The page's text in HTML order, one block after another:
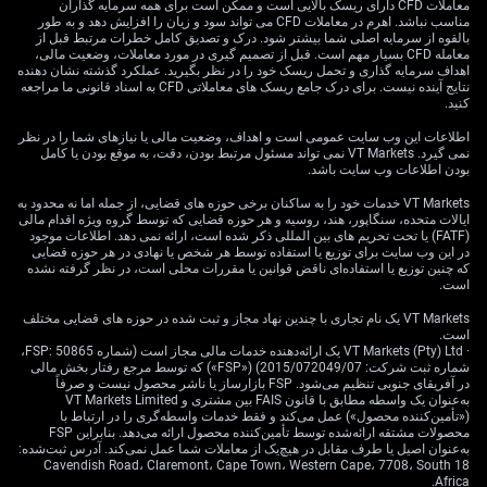
هوشیار بمانند، اما در عین حال توجه داشته باشند روند غالب
همچنان برقرار است.
موانع بیرونی و حمایت‌های
داخلی برای AUD
دلار استرالیا با برخی بادهای مخالف ناشی از نااطمینانی در
اقتصاد جهانی مواجه است. آمار اخیر تولید صنعتی چین—
بزرگ‌ترین شریک تجاری استرالیا—کمتر از انتظار و معادل
4.5% در مقیاس سالانه منتشر شد که نگرانی‌ها درباره تقاضا
نسبت به هر نشانه‌ای از کندی اقتصاد جهانی حساس‌تر می‌کند.
با این حال، در داخل کشور، دلار استرالیا از حمایت مناسبی
برخوردار است. آخرین داده‌های تورمی استرالیا نشان داد
شاخص قیمت مصرف‌کننده (CPI) در 3.6% قرار دارد که
همچنان سرسختانه بالاتر از هدف RBA است و بانک مرکزی را
در وضعیت آماده‌باش نگه می‌دارد. ما معتقدیم RBA موضعی
معاملات CFD دارای ریسک بالایی است و ممکن است برای همه سرمایه گذاران
مناسب نباشد. اهرم در معاملات CFD می تواند سود و زیان را افزایش دهد و به طور
بالقوه از سرمایه اصلی شما بیشتر شود. درک و تصدیق کامل خطرات مرتبط قبل از
معامله CFD بسیار مهم است. قبل از تصمیم گیری در مورد معاملات، وضعیت مالی،
اهداف سرمایه گذاری و تحمل ریسک خود را در نظر بگیرید. عملکرد گذشته نشان دهنده
نتایج آینده نیست. برای درک جامع ریسک های معاملاتی CFD به اسناد قانونی ما مراجعه
کنید.
اطلاعات این وب سایت عمومی است و اهداف، وضعیت مالی یا نیازهای شما را در نظر
نمی گیرد. VT Markets نمی تواند مسئول مرتبط بودن، دقت، به موقع بودن یا کامل
بودن اطلاعات وب سایت باشد.
VT Markets خدمات خود را به ساکنان برخی حوزه های قضایی، از جمله اما نه محدود به
ایالات متحده، سنگاپور، هند، روسیه و هر حوزه قضایی که توسط گروه ویژه اقدام مالی
(FATF) یا تحت تحریم های بین المللی ذکر شده است، ارائه نمی دهد. اطلاعات موجود
در این وب سایت برای توزیع یا استفاده توسط هر شخص یا نهادی در هر حوزه قضایی
که چنین توزیع یا استفاده‌ای ناقض قوانین یا مقررات محلی است، در نظر گرفته نشده
است.
VT Markets یک نام تجاری با چندین نهاد مجاز و ثبت شده در حوزه های قضایی مختلف
است.
· VT Markets (Pty) Ltd یک ارائه‌دهنده خدمات مالی مجاز است (شماره FSP: 50865،
شماره ثبت شرکت: 2015/072049/07) («FSP») که توسط مرجع رفتار بخش مالی
در آفریقای جنوبی تنظیم می‌شود. FSP بازارساز یا ناشر محصول نیست و صرفاً
به‌عنوان یک واسطه مطابق با قانون FAIS بین مشتری و VT Markets Limited
(«تأمین‌کننده محصول») عمل می‌کند و فقط خدمات واسطه‌گری را در ارتباط با
محصولات مشتقه ارائه‌شده توسط تأمین‌کننده محصول ارائه می‌دهد. بنابراین FSP
به‌عنوان اصیل یا طرف مقابل در هیچ‌یک از معاملات شما عمل نمی‌کند. آدرس ثبت‌شده:
18 Cavendish Road، Claremont، Cape Town، Western Cape، 7708، South
Africa.